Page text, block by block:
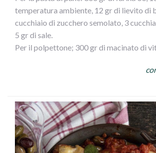
temperatura ambiente, 12 gr di lievito di
cucchiaio di zucchero semolato, 3
5 gr di sale.
Per il polpettone; 300 gr di macinato di
latte, 1 uovo, 1 cucchiaio di pan grattato,
oliva.
Per lucidare: 1 tuorlo
Fate sciogliere il lievito nell` acqua